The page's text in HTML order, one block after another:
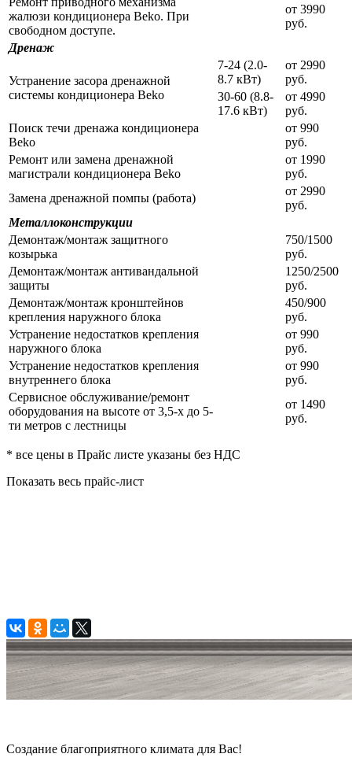
жалюзи кондиционера Beko. При
свободном доступе.
от 3990
руб.
Дренаж
Устранение засора дренажной
системы кондиционера Beko
7-24 (2.0-
8.7 кВт)
от 2990
руб.
30-60 (8.8-
17.6 кВт)
от 4990
руб.
Поиск течи дренажа кондиционера
Beko
от 990
руб.
Ремонт или замена дренажной
магистрали кондиционера Beko
от 1990
руб.
Замена дренажной помпы (работа)
от 2990
руб.
Металлоконструкции
Демонтаж/монтаж защитного
козырька
750/1500
руб.
Демонтаж/монтаж антивандальной
защиты
1250/2500
руб.
Демонтаж/монтаж кронштейнов
крепления наружного блока
450/900
руб.
Устранение недостатков крепления
наружного блока
от 990
руб.
Устранение недостатков крепления
внутреннего блока
от 990
руб.
Сервисное обслуживание/ремонт
оборудования на высоте от 3,5-х до 5-
ти метров с лестницы
от 1490
руб.
* все цены в Прайс листе указаны без НДС
Показать весь прайс-лист
Создание благоприятного климата для Вас!